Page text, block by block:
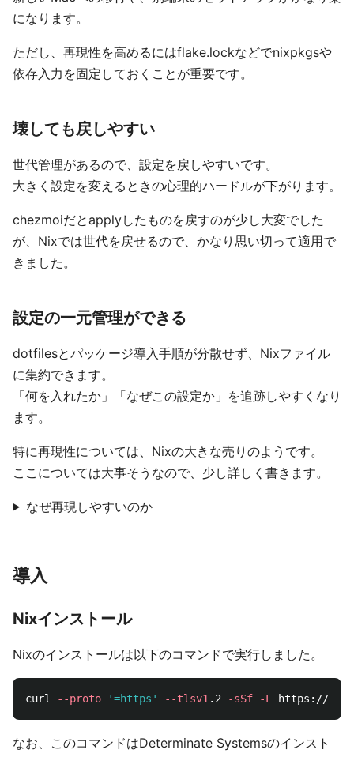
になります。
ただし、再現性を高めるにはflake.lockなどでnixpkgsや
依存入力を固定しておくことが重要です。
壊しても戻しやすい
世代管理があるので、設定を戻しやすいです。
大きく設定を変えるときの心理的ハードルが下がります。
chezmoiだとapplyしたものを戻すのが少し大変でした
が、Nixでは世代を戻せるので、かなり思い切って適用で
きました。
設定の一元管理ができる
dotfilesとパッケージ導入手順が分散せず、Nixファイル
に集約できます。
「何を入れたか」「なぜこの設定か」を追跡しやすくなり
ます。
特に再現性については、Nixの大きな売りのようです。
ここについては大事そうなので、少し詳しく書きます。
なぜ再現しやすいのか
導入
Nixインストール
Nixのインストールは以下のコマンドで実行しました。
curl --proto '=https' --tlsv1 .2 -sSf -L https://
なお、このコマンドはDeterminate Systemsのインスト